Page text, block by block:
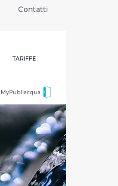
Contatti
TARIFFE
MyPubliacqua